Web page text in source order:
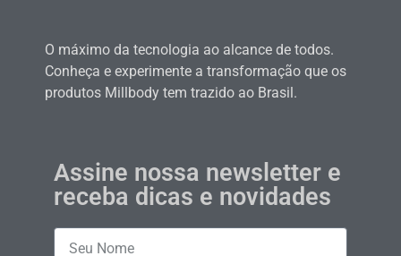
O máximo da tecnologia ao alcance de todos.
Conheça e experimente a transformação que os
produtos Millbody tem trazido ao Brasil.
Assine nossa newsletter e
receba dicas e novidades